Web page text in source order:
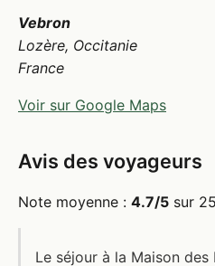
Vebron
Lozère, Occitanie
France
Voir sur Google Maps
Avis des voyageurs
Note moyenne : 4.7/5 sur
Le séjour à la Maison